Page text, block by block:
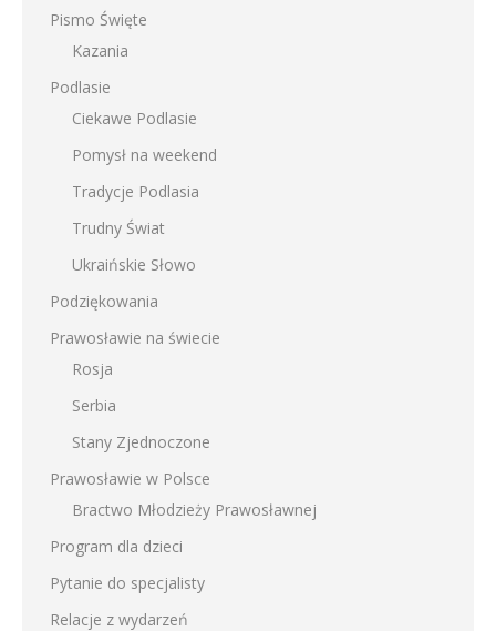
Pismo Święte
Kazania
Podlasie
Ciekawe Podlasie
Pomysł na weekend
Tradycje Podlasia
Trudny Świat
Ukraińskie Słowo
Podziękowania
Prawosławie na świecie
Rosja
Serbia
Stany Zjednoczone
Prawosławie w Polsce
Bractwo Młodzieży Prawosławnej
Program dla dzieci
Pytanie do specjalisty
Relacje z wydarzeń